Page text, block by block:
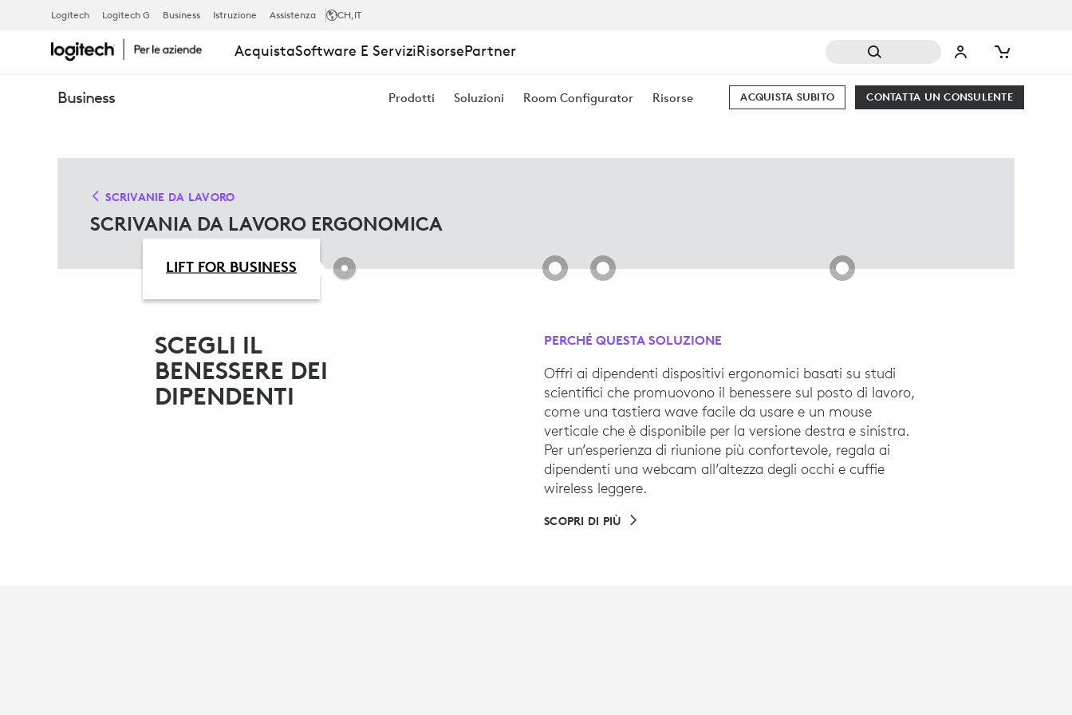
SOLUZIONI
ERGONOMICHE
PER
SCRIVANIE
Logitech Logitech G Business Istruzione Assistenza CH,IT
AcquistaSoftware E ServiziRisorsePartner
Business Prodotti Soluzioni Room Configurator Risorse CONTATTA UN CONSULENTE
ACQUISTA SUBITO
SCRIVANIE DA LAVORO
SCRIVANIA DA LAVORO ERGONOMICA
LIFT FOR BUSINESS
SCEGLI IL
BENESSERE DEI
DIPENDENTI
PERCHÉ QUESTA SOLUZIONE
Offri ai dipendenti dispositivi ergonomici basati su studi
scientifici che promuovono il benessere sul posto di lavoro,
come una tastiera wave facile da usare e un mouse
verticale che è disponibile per la versione destra e sinistra.
Per un’esperienza di riunione più confortevole, regala ai
dipendenti una webcam all’altezza degli occhi e cuffie
wireless leggere.
SCOPRI DI PIÙ